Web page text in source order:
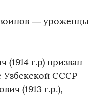
воинов — уроженцы
(1914 г.р) призван
Узбекской СССР
(1913 г.р.),